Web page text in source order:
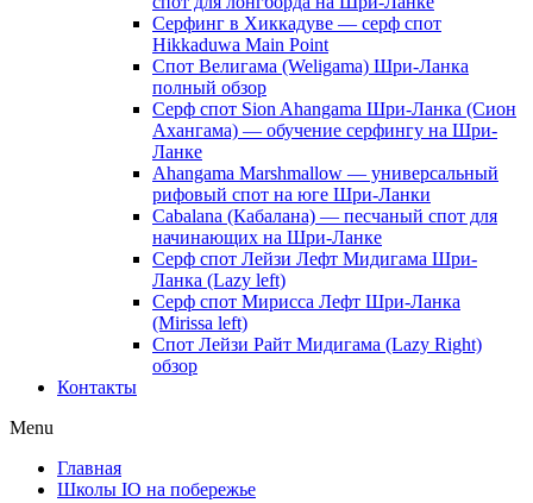
Серфинг в Хиккадуве — серф спот
Hikkaduwa Main Point
Спот Велигама (Weligama) Шри-Ланка
полный обзор
Серф спот Sion Ahangama Шри-Ланка (Сион
Ахангама) — обучение серфингу на Шри-
Ланке
Ahangama Marshmallow — универсальный
рифовый спот на юге Шри-Ланки
Cabalana (Кабалана) — песчаный спот для
начинающих на Шри-Ланке
Серф спот Лейзи Лефт Мидигама Шри-
Ланка (Lazy left)
Серф спот Мирисса Лефт Шри-Ланка
(Mirissa left)
Спот Лейзи Райт Мидигама (Lazy Right)
обзор
Контакты
Menu
Главная
Школы IO на побережье